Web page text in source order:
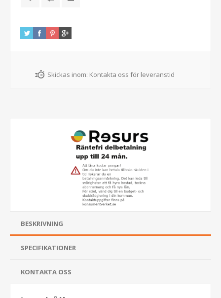
Skickas inom: Kontakta oss för leveranstid
BESKRIVNING
SPECIFIKATIONER
KONTAKTA OSS